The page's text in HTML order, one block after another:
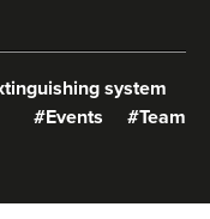
system
#Events
#Team